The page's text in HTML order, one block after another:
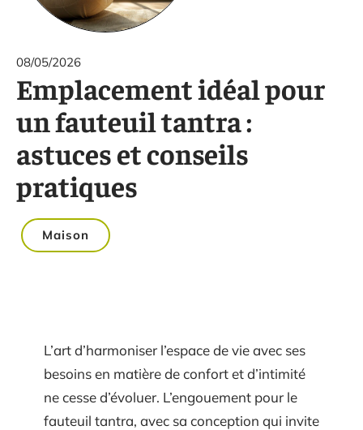
08/05/2026
Emplacement idéal pour
un fauteuil tantra :
astuces et conseils
pratiques
Maison
L’art d’harmoniser l’espace de vie avec ses
besoins en matière de confort et d’intimité
ne cesse d’évoluer. L’engouement pour le
fauteuil tantra, avec sa conception qui invite